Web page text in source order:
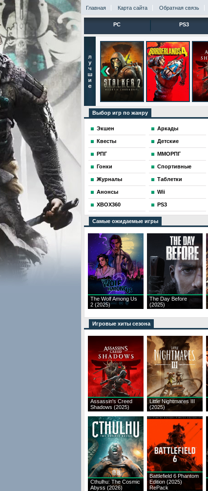
Главная Карта сайта Обратная связь
PC PS3
Выбор игр по жанру
Экшен Аркады
Квесты Детские
РПГ ММОРПГ
Гонки Спортивные
Журналы Таблетки
Анонсы Wii
XBOX360 PS3
Самые ожидаемые игры
The Wolf Among Us
2 (2025)
The Day Before
(2025)
Игровые хиты сезона
Assassin's Creed
Shadows (2025)
Little Nightmares III
(2025)
Cthulhu: The Cosmic
Abyss (2026)
Battlefield 6 Phantom
Edition (2025)
RePack